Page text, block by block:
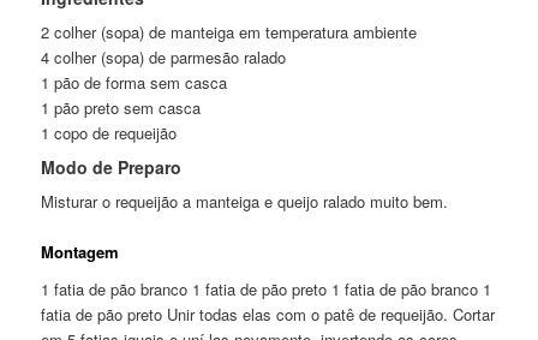
2 colher (sopa) de manteiga em temperatura ambiente
4 colher (sopa) de parmesão ralado
1 pão de forma sem casca
1 pão preto sem casca
1 copo de requeijão
Modo de Preparo
Misturar o requeijão a manteiga e queijo ralado muito bem.
Montagem
1 fatia de pão branco 1 fatia de pão preto 1 fatia de pão branco 1
fatia de pão preto Unir todas elas com o patê de requeijão. Cortar